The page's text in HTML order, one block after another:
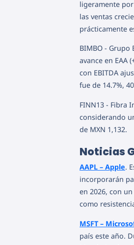
ligeramente por
las ventas
prácticamente
BIMBO - Grupo
avance en EAA
con EBITDA
fue de 14.7%,
FINN13 - Fibra
considerando
de MXN 1,132.
Noticias
AAPL – Apple.
incorporarán
en 2026, con
como
MSFT –
país este año.